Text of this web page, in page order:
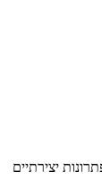
יצירתיים